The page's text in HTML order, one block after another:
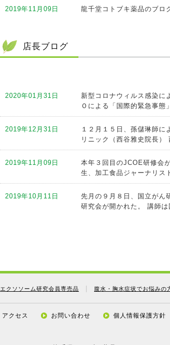
2019年11月09日
龍千堂コトブキ薬品のブロ
2019年10月11日
龍千堂コトブキ薬品のブロ
龍千堂コトブキ薬品のブロ
龍千堂コトブキ薬品のブロ
龍千堂コトブキ薬品のブロ
薬品のブログ」バナーをク
トブキ薬品のブログ」バナ
店長ブログ
2020年01月31日
新型コロナウィルス感染に
Ｏによる「国際的緊急事
2019年12月31日
１２月１５日、孫儲琳師に
リニック（西谷雅史院長
2019年11月09日
本年３回目のJCOE研修会
生、加工食品ジャーナリス
2019年10月11日
先月の９月８日、国立がん
研究会が開かれた。 講師
〇十二指腸がん（原発）⇒
の転移がんの場合、大腸
エクソソーム研究会員専売品 腹水・胸水症状でお悩みの
アクセス お問い合わせ 個人情報保護方針